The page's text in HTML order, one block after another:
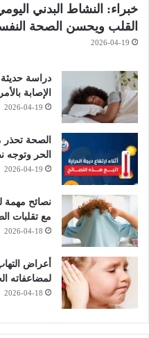
خبراء: النشاط البدني
القلب ويحسن الصحة
2026-04-19
دراسة
الإصابة
2026-04-19
الصحة
الحر وتوجه
2026-04-19
نصائح مهمة
مع تقلبات
2026-04-18
أعراض
لمضاعفاته
2026-04-18